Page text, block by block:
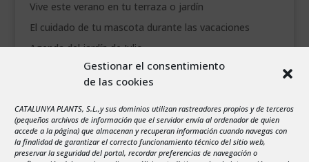
Gestionar el consentimiento
de las cookies
CATALUNYA PLANTS, S.L.,y sus dominios utilizan rastreadores propios y de terceros
(pequeños archivos de información que el servidor envía al ordenador de quien
accede a la página) que almacenan y recuperan información cuando navegas con
la finalidad de garantizar el correcto funcionamiento técnico del sitio web,
preservar la seguridad del portal, recordar preferencias de navegación o
Vive este verano en tu terraza o jardín
El cuidado de tu mascota durante las vacaciones
Agenda del jardín de Julio
agosto 2026
1
2
3
4 5 6 7 8
9
10
11 12 13 14 15 16